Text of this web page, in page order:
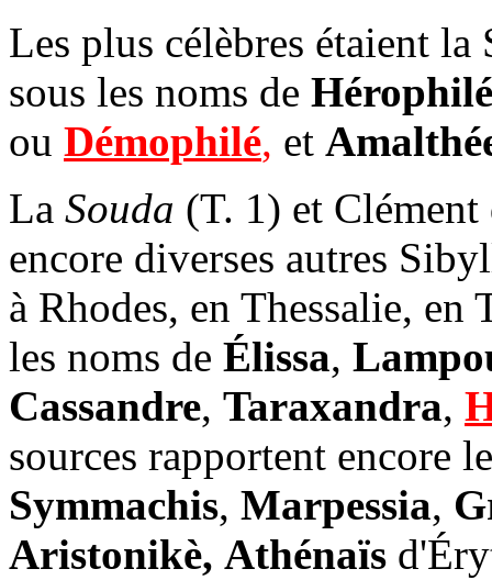
Les plus célèbres étaient
sous les noms de Hérophilé
ou Démophilé, et
La Souda (T. 1) et
encore diverses autres
à Rhodes, en Thessalie,
les noms de Élissa,
Cassandre, Taraxandra,
sources rapportent encore
Symmachis, Marpessia,
Aristonikè, Athénaïs